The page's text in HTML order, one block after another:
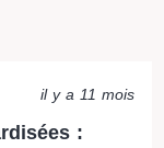
il y a 11 mois
: